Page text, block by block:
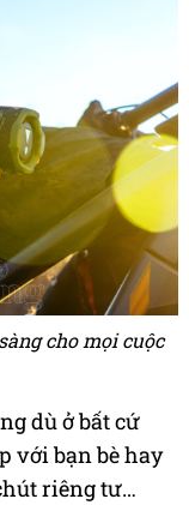
cho mọi cuộc
dù ở bất cứ
với bạn bè hay
riêng tư…